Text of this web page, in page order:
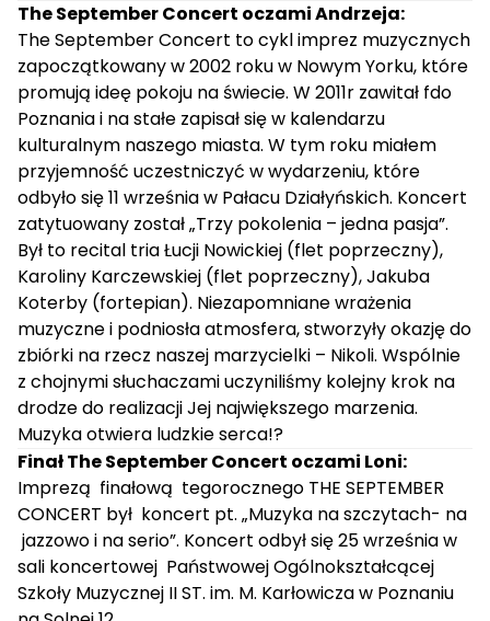
The September Concert oczami Andrzeja:
The September Concert to cykl imprez muzycznych
zapoczątkowany w 2002 roku w Nowym Yorku, które
promują ideę pokoju na świecie. W 2011r zawitał fdo
Poznania i na stałe zapisał się w kalendarzu
kulturalnym naszego miasta. W tym roku miałem
przyjemność uczestniczyć w wydarzeniu, które
odbyło się 11 września w Pałacu Działyńskich. Koncert
zatytuowany został „Trzy pokolenia – jedna pasja”.
Był to recital tria Łucji Nowickiej (flet poprzeczny),
Karoliny Karczewskiej (flet poprzeczny), Jakuba
Koterby (fortepian). Niezapomniane wrażenia
muzyczne i podniosła atmosfera, stworzyły okazję do
zbiórki na rzecz naszej marzycielki – Nikoli. Wspólnie
z chojnymi słuchaczami uczyniliśmy kolejny krok na
drodze do realizacji Jej największego marzenia.
Muzyka otwiera ludzkie serca!?
Finał The September Concert oczami Loni:
Imprezą finałową tegorocznego THE SEPTEMBER
CONCERT był koncert pt. „Muzyka na szczytach- na
jazzowo i na serio”. Koncert odbył się 25 września w
sali koncertowej Państwowej Ogólnokształcącej
Szkoły Muzycznej II ST. im. M. Karłowicza w Poznaniu